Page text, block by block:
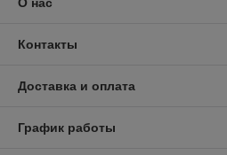
Контакты
Доставка и оплата
График работы